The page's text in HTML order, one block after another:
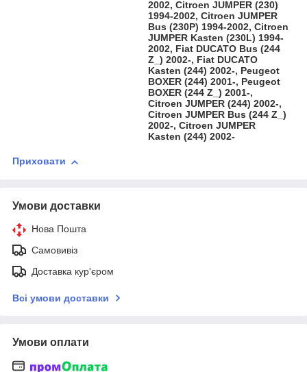
2002, Citroen JUMPER (230)
1994-2002, Citroen JUMPER
Bus (230P) 1994-2002, Citroen
JUMPER Kasten (230L) 1994-
2002, Fiat DUCATO Bus (244
Z_) 2002-, Fiat DUCATO
Kasten (244) 2002-, Peugeot
BOXER (244) 2001-, Peugeot
BOXER (244 Z_) 2001-,
Citroen JUMPER (244) 2002-,
Citroen JUMPER Bus (244 Z_)
2002-, Citroen JUMPER
Kasten (244) 2002-
Приховати
Умови доставки
Нова Пошта
Самовивіз
Доставка кур'єром
Всі умови доставки
Умови оплати